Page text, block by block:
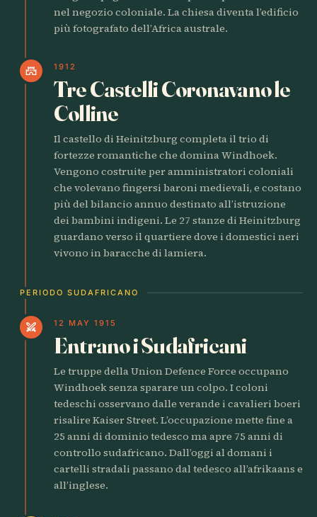
nel negozio coloniale. La chiesa diventa l’edificio
più fotografato dell’Africa australe.
castle 1912
Tre Castelli Coronavano le
Colline
Il castello di Heinitzburg completa il trio di
fortezze romantiche che domina Windhoek.
Vengono costruite per amministratori coloniali
che volevano fingersi baroni medievali, e costano
più del bilancio annuo destinato all’istruzione
dei bambini indigeni. Le 27 stanze di Heinitzburg
guardano verso il quartiere dove i domestici neri
vivono in baracche di lamiera.
PERIODO SUDAFRICANO
swords 12 MAY 1915
Entrano i Sudafricani
Le truppe della Union Defence Force occupano
Windhoek senza sparare un colpo. I coloni
tedeschi osservano dalle verande i cavalieri boeri
risalire Kaiser Street. L’occupazione mette fine a
25 anni di dominio tedesco ma apre 75 anni di
controllo sudafricano. Dall’oggi al domani i
cartelli stradali passano dal tedesco all’afrikaans e
all’inglese.